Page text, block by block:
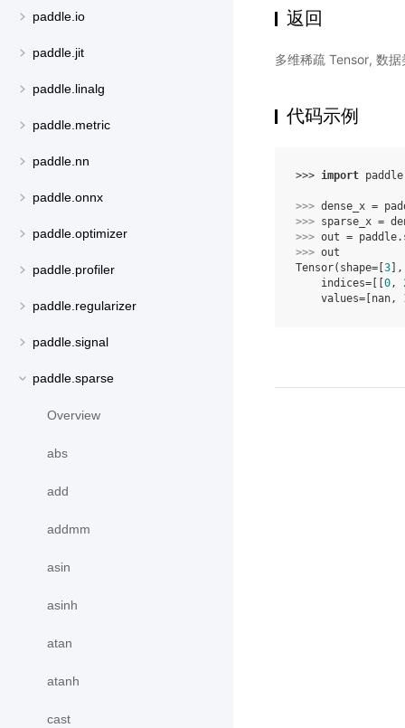
paddle.io
paddle.jit
paddle.linalg
paddle.metric
paddle.nn
paddle.onnx
paddle.optimizer
paddle.profiler
paddle.regularizer
paddle.signal
paddle.sparse
Overview
abs
add
addmm
asin
asinh
atan
atanh
cast
返回
多维稀疏 Tensor, 数
代码示例
>>> import paddle
>>> dense_x =
>>> sparse_x =
>>> out = paddle.
>>> out
Tensor(shape=[ 3
    indices=[[
0,
    values=[nan,